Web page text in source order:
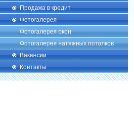
Продажа в кредит
Фотогалерея
Фотогалерея окон
Фотогалерея натяжных потолков
Вакансии
Контакты